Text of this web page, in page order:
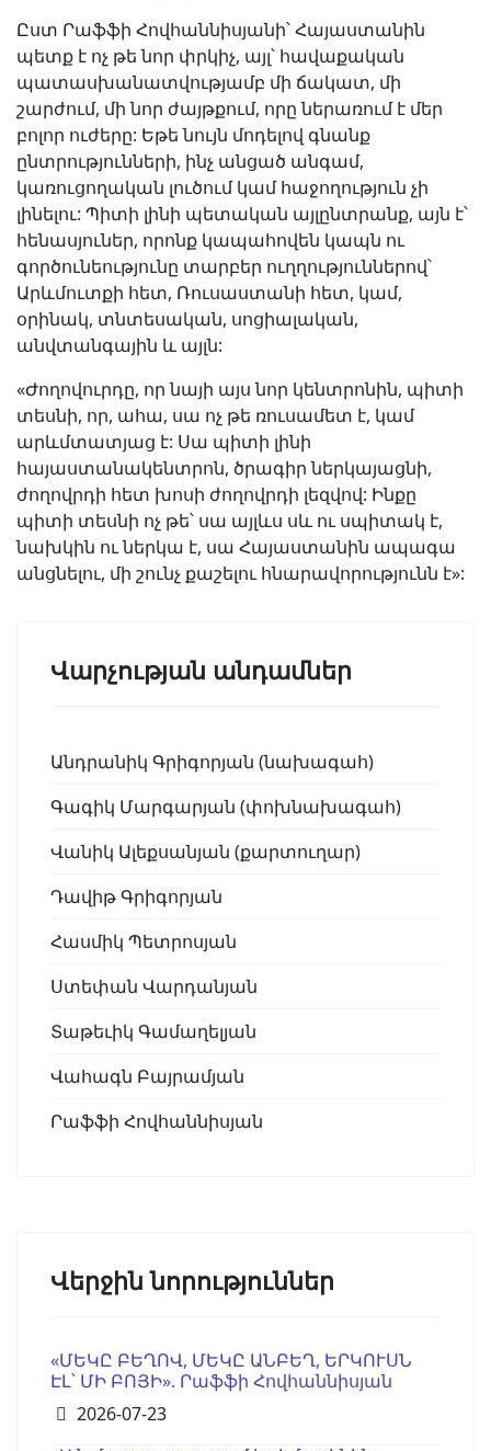
Ըստ Րաֆֆի Հովհաննիսյանի՝ Հայաստանին
պետք է ոչ թե նոր փրկիչ, այլ՝ հավաքական
պատասխանատվությամբ մի ճակատ, մի
շարժում, մի նոր ժայթքում, որը ներառում է մեր
բոլոր ուժերը: Եթե նույն մոդելով գնանք
ընտրությունների, ինչ անցած անգամ,
կառուցողական լուծում կամ հաջողություն չի
լինելու: Պիտի լինի պետական այլընտրանք, այն է՝
հենասյուներ, որոնք կապահովեն կապն ու
գործունեությունը տարբեր ուղղություններով՝
Արևմուտքի հետ, Ռուսաստանի հետ, կամ,
օրինակ, տնտեսական, սոցիալական,
անվտանգային և այլն:
«Ժողովուրդը, որ նայի այս նոր կենտրոնին, պիտի
տեսնի, որ, ահա, սա ոչ թե ռուսամետ է, կամ
արևմտատյաց է: Սա պիտի լինի
հայաստանակենտրոն, ծրագիր ներկայացնի,
ժողովրդի հետ խոսի ժողովրդի լեզվով: Ինքը
պիտի տեսնի ոչ թե՝ սա այլևս սև ու սպիտակ է,
նախկին ու ներկա է, սա Հայաստանին ապագա
անցնելու, մի շունչ քաշելու հնարավորությունն է»:
Վարչության անդամներ
Անդրանիկ Գրիգորյան (նախագահ)
Գագիկ Մարգարյան (փոխնախագահ)
Վանիկ Ալեքսանյան (քարտուղար)
Դավիթ Գրիգորյան
Հասմիկ Պետրոսյան
Ստեփան Վարդանյան
Տաթեւիկ Գամաղելյան
Վահագն Բայրամյան
Րաֆֆի Հովհաննիսյան
Վերջին նորություններ
«ՄԵԿԸ ԲԵՂՈՎ, ՄԵԿԸ ԱՆԲԵՂ, ԵՐԿՈՒՍՆ
ԷԼ՝ ՄԻ ԲՈՅԻ». Րաֆֆի Հովհաննիսյան
Details
2026-07-23